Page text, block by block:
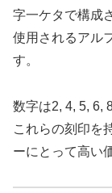
字一ケタで構成
使用されるアル
す。
数字は2, 4, 5, 6,
これらの刻印を
ーにとって高い